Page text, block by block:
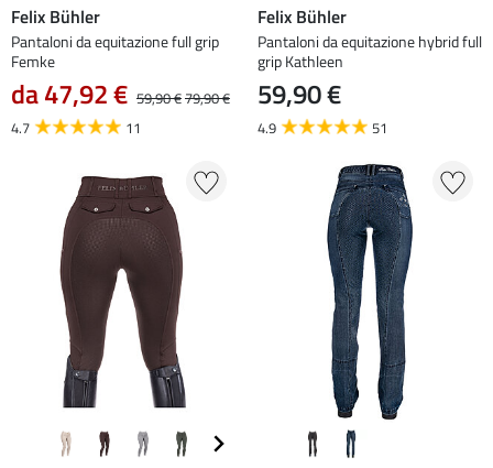
Felix Bühler
Pantaloni da equitazione full grip
Femke
da 47,92 € 59,90 €79,90 €
4.7
11
Felix Bühler
Pantaloni da equitazione hybrid full
grip Kathleen
59,90 €
4.9 51